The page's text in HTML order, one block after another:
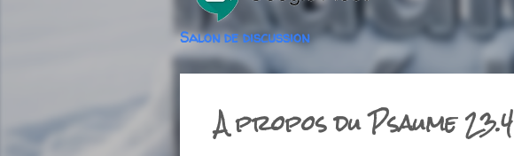
Salon de discussion
A propos du Psaume 23.4